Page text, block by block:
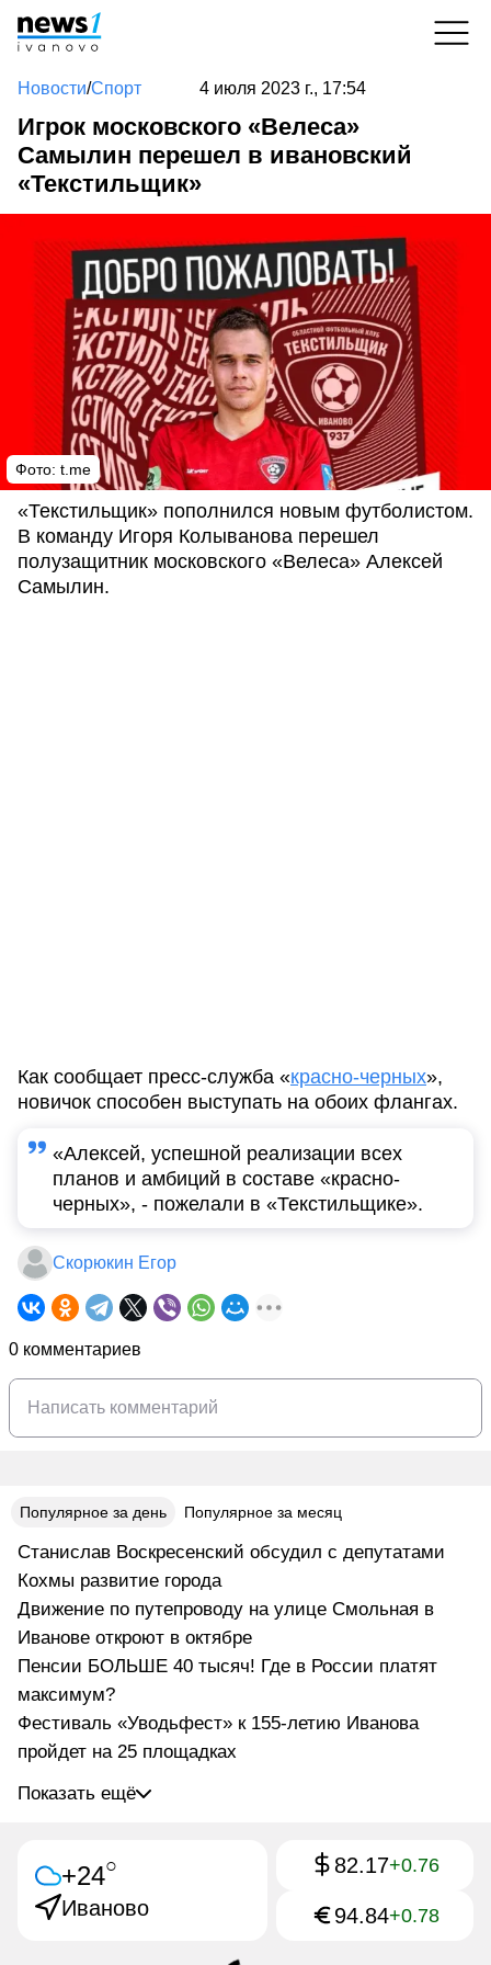
Новости/Спорт 4 июля 2023 г., 17:54
Игрок московского «Велеса»
Самылин перешел в ивановский
«Текстильщик»
Фото: t.me
«Текстильщик» пополнился новым футболистом.
В команду Игоря Колыванова перешел
полузащитник московского «Велеса» Алексей
Самылин.
Как сообщает пресс-служба «красно-черных»,
новичок способен выступать на обоих флангах.
«Алексей, успешной реализации всех
планов и амбиций в составе «красно-
черных», - пожелали в «Текстильщике».
Скорюкин Егор
0 комментариев
Популярное за день Популярное за месяц
Станислав Воскресенский обсудил с депутатами
Кохмы развитие города
Движение по путепроводу на улице Смольная в
Иванове откроют в октябре
Пенсии БОЛЬШЕ 40 тысяч! Где в России платят
максимум?
Фестиваль «Уводьфест» к 155-летию Иванова
пройдет на 25 площадках
Показать ещё
+24○
Иваново
82.17+0.76
94.84+0.78